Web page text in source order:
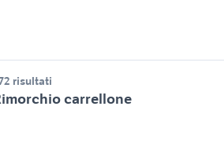
risultati
carrellone